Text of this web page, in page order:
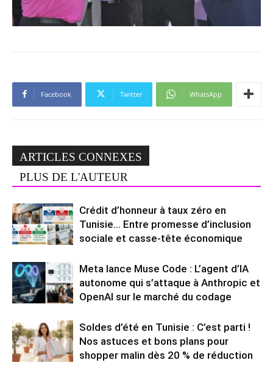
Facebook Twitter WhatsApp
ARTICLES CONNEXES
PLUS DE L'AUTEUR
Crédit d’honneur à taux zéro en
Tunisie… Entre promesse d’inclusion
sociale et casse-tête économique
Meta lance Muse Code : L’agent d’IA
autonome qui s’attaque à Anthropic et
OpenAI sur le marché du codage
Soldes d’été en Tunisie : C’est parti !
Nos astuces et bons plans pour
shopper malin dès 20 % de réduction